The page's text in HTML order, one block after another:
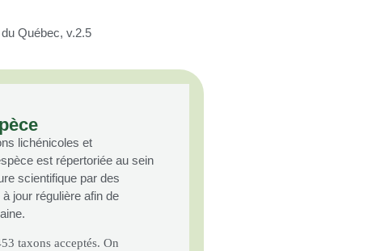
Québec, v.2.5
lichénicoles et
est répertoriée au sein
scientifique par des
jour régulière afin de
taxons acceptés. On